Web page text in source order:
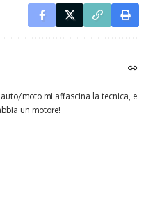
moto mi affascina la tecnica, e
un motore!